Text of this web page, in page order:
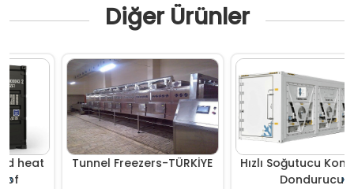
dondurucu konteyneri düşük sıcaklık sistemi, LED
ışıklar ve çift kargo kapısı içerir. Bugün ticari bir
dondurma için teklif isteyin Üretim Satış
mobil şok dondurucu, dondurucu konteyner,
Mobil Şok Dondurucu
Bize Ulaşın
WhatsApp+90 5374637147
info@gigamend.com
Diğer Ürünler
Tunnel Freezers-TÜRKİYE
Hızlı Soğutucu Konteyner
Dondurucu
‹ ›